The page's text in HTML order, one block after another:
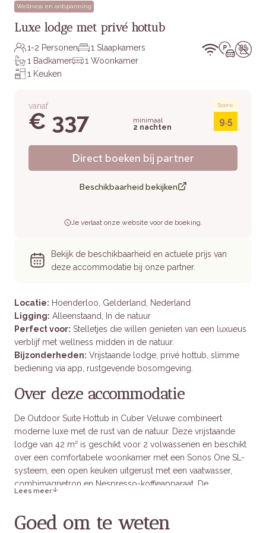
Wellness en ontspanning
Luxe lodge met privé hottub
1-2 Personen
1 Slaapkamers
1 Badkamer
1 Woonkamer
1 Keuken
Locatie: Hoenderloo, Gelderland, Nederland
Ligging: Alleenstaand, In de natuur
Perfect voor: Stelletjes die willen genieten van een luxueus
verblijf met wellness midden in de natuur.
Bijzonderheden: Vrijstaande lodge, privé hottub, slimme
bediening via app, rustgevende bosomgeving.
Over deze accommodatie
De Outdoor Suite Hottub in Cuber Veluwe combineert
moderne luxe met de rust van de natuur. Deze vrijstaande
lodge van 42 m² is geschikt voor 2 volwassenen en beschikt
over een comfortabele woonkamer met een Sonos One SL-
systeem, een open keuken uitgerust met een vaatwasser,
combimagnetron en Nespresso-koffieapparaat. De
glazen plafond.
Lees meer
Goed om te weten
vanaf
€ 337
minimaal
2 nachten
Score
9.5
Direct boeken bij partner
Beschikbaarheid bekijken
Je verlaat onze website voor de boeking.
Bekijk de beschikbaarheid en actuele prijs van
deze accommodatie bij onze partner.